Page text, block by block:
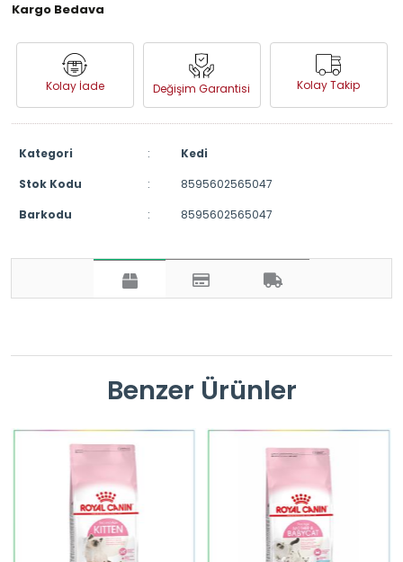
Kargo Bedava
Kolay İade Değişim Garantisi Kolay Takip
Kategori :
Kedi
Stok Kodu
:
8595602565047
Barkodu
: 8595602565047
Benzer Ürünler